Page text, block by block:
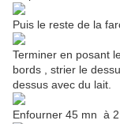
Puis le reste de la
Terminer en posant
bords , strier le
dessus avec du lait.
Enfourner 45 mn à